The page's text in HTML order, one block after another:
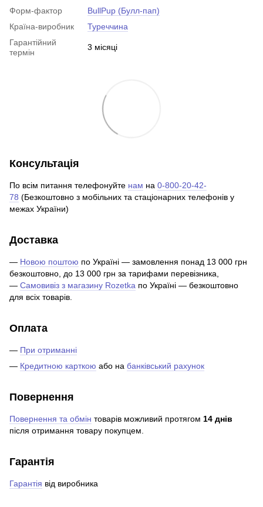
Форм-фактор
BullPup (Булл-пап)
Країна-виробник
Туреччина
Гарантійний
термін
3 місяці
Консультація
По всім питання телефонуйте нам на 0-800-20-42-
78 (Безкоштовно з мобільних та стаціонарних телефонів у
межах України)
Доставка
— Новою поштою по Україні — замовлення понад 13 000 грн
безкоштовно, до 13 000 грн за тарифами перевізника,
— Самовивіз з магазину Rozetka по Україні — безкоштовно
для всіх товарів.
Оплата
— При отриманні
— Кредитною карткою або на банківський рахунок
Повернення
Повернення та обмін товарів можливий протягом 14 днів
після отримання товару покупцем.
Гарантія
Гарантія від виробника